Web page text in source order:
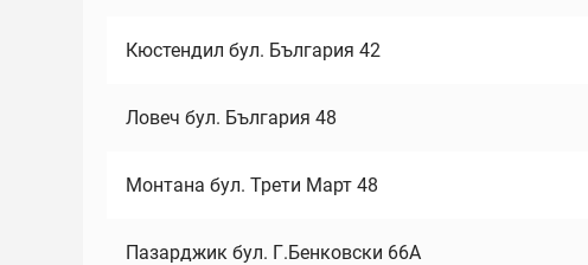
Кюстендил бул. България 42
Ловеч бул. България 48
Монтана бул. Трети Март 48
Пазарджик бул. Г.Бенковски 66А